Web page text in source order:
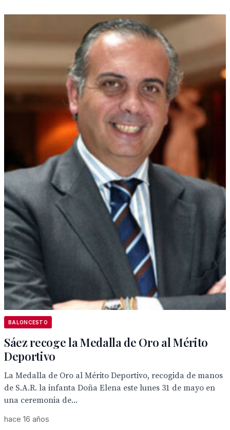
BALONCESTO
Sáez recoge la Medalla de Oro al Mérito
Deportivo
La Medalla de Oro al Mérito Deportivo, recogida de manos
de S.A.R. la infanta Doña Elena este lunes 31 de mayo en
una ceremonia de...
hace 16 años